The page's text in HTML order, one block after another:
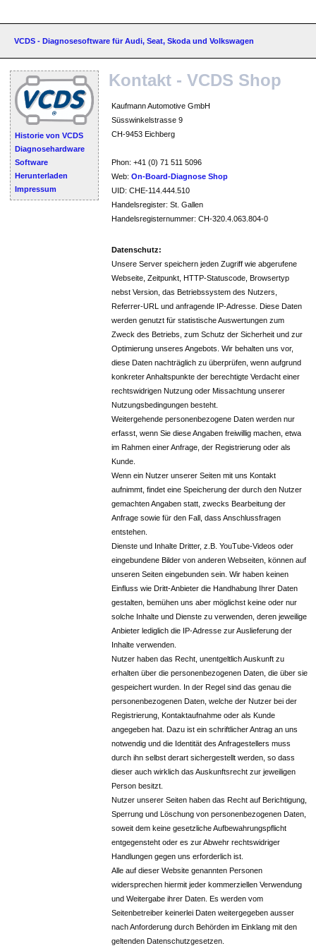
VCDS - Diagnosesoftware für Audi, Seat, Skoda und Volkswagen
Kontakt - VCDS Shop
Kaufmann Automotive GmbH
Süsswinkelstrasse 9
CH-9453 Eichberg
Phon: +41 (0) 71 511 5096
Web: On-Board-Diagnose Shop
UID: CHE-114.444.510
Handelsregister: St. Gallen
Handelsregisternummer: CH-320.4.063.804-0
Datenschutz:
Unsere Server speichern jeden Zugriff wie abgerufene
Webseite, Zeitpunkt, HTTP-Statuscode, Browsertyp
nebst Version, das Betriebssystem des Nutzers,
Referrer-URL und anfragende IP-Adresse. Diese Daten
werden genutzt für statistische Auswertungen zum
Zweck des Betriebs, zum Schutz der Sicherheit und zur
Optimierung unseres Angebots. Wir behalten uns vor,
diese Daten nachträglich zu überprüfen, wenn aufgrund
konkreter Anhaltspunkte der berechtigte Verdacht einer
rechtswidrigen Nutzung oder Missachtung unserer
Nutzungsbedingungen besteht.
Weitergehende personenbezogene Daten werden nur
erfasst, wenn Sie diese Angaben freiwillig machen, etwa
im Rahmen einer Anfrage, der Registrierung oder als
Kunde.
Wenn ein Nutzer unserer Seiten mit uns Kontakt
aufnimmt, findet eine Speicherung der durch den Nutzer
gemachten Angaben statt, zwecks Bearbeitung der
Anfrage sowie für den Fall, dass Anschlussfragen
entstehen.
Dienste und Inhalte Dritter, z.B. YouTube-Videos oder
eingebundene Bilder von anderen Webseiten, können auf
unseren Seiten eingebunden sein. Wir haben keinen
Einfluss wie Dritt-Anbieter die Handhabung Ihrer Daten
gestalten, bemühen uns aber möglichst keine oder nur
solche Inhalte und Dienste zu verwenden, deren jeweilige
Anbieter lediglich die IP-Adresse zur Auslieferung der
Inhalte verwenden.
Nutzer haben das Recht, unentgeltlich Auskunft zu
erhalten über die personenbezogenen Daten, die über sie
gespeichert wurden. In der Regel sind das genau die
personenbezogenen Daten, welche der Nutzer bei der
Registrierung, Kontaktaufnahme oder als Kunde
angegeben hat. Dazu ist ein schriftlicher Antrag an uns
notwendig und die Identität des Anfragestellers muss
durch ihn selbst derart sichergestellt werden, so dass
dieser auch wirklich das Auskunftsrecht zur jeweiligen
Person besitzt.
Nutzer unserer Seiten haben das Recht auf Berichtigung,
Sperrung und Löschung von personenbezogenen Daten,
soweit dem keine gesetzliche Aufbewahrungspflicht
entgegensteht oder es zur Abwehr rechtswidriger
Handlungen gegen uns erforderlich ist.
Alle auf dieser Website genannten Personen
widersprechen hiermit jeder kommerziellen Verwendung
und Weitergabe ihrer Daten. Es werden vom
Seitenbetreiber keinerlei Daten weitergegeben ausser
nach Anforderung durch Behörden im Einklang mit den
geltenden Datenschutzgesetzen.
Historie von VCDS
Diagnosehardware
Software
Herunterladen
Impressum